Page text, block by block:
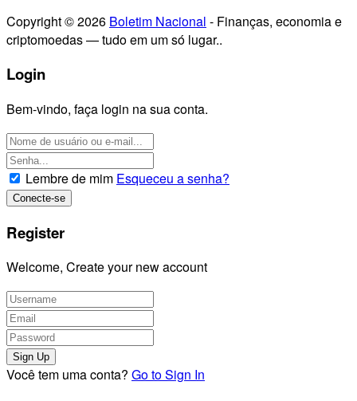
Copyright © 2026 Boletim Nacional - Finanças, economia e
criptomoedas — tudo em um só lugar..
Login
Bem-vindo, faça login na sua conta.
Lembre de mim Esqueceu a senha?
Register
Welcome, Create your new account
Você tem uma conta? Go to Sign In